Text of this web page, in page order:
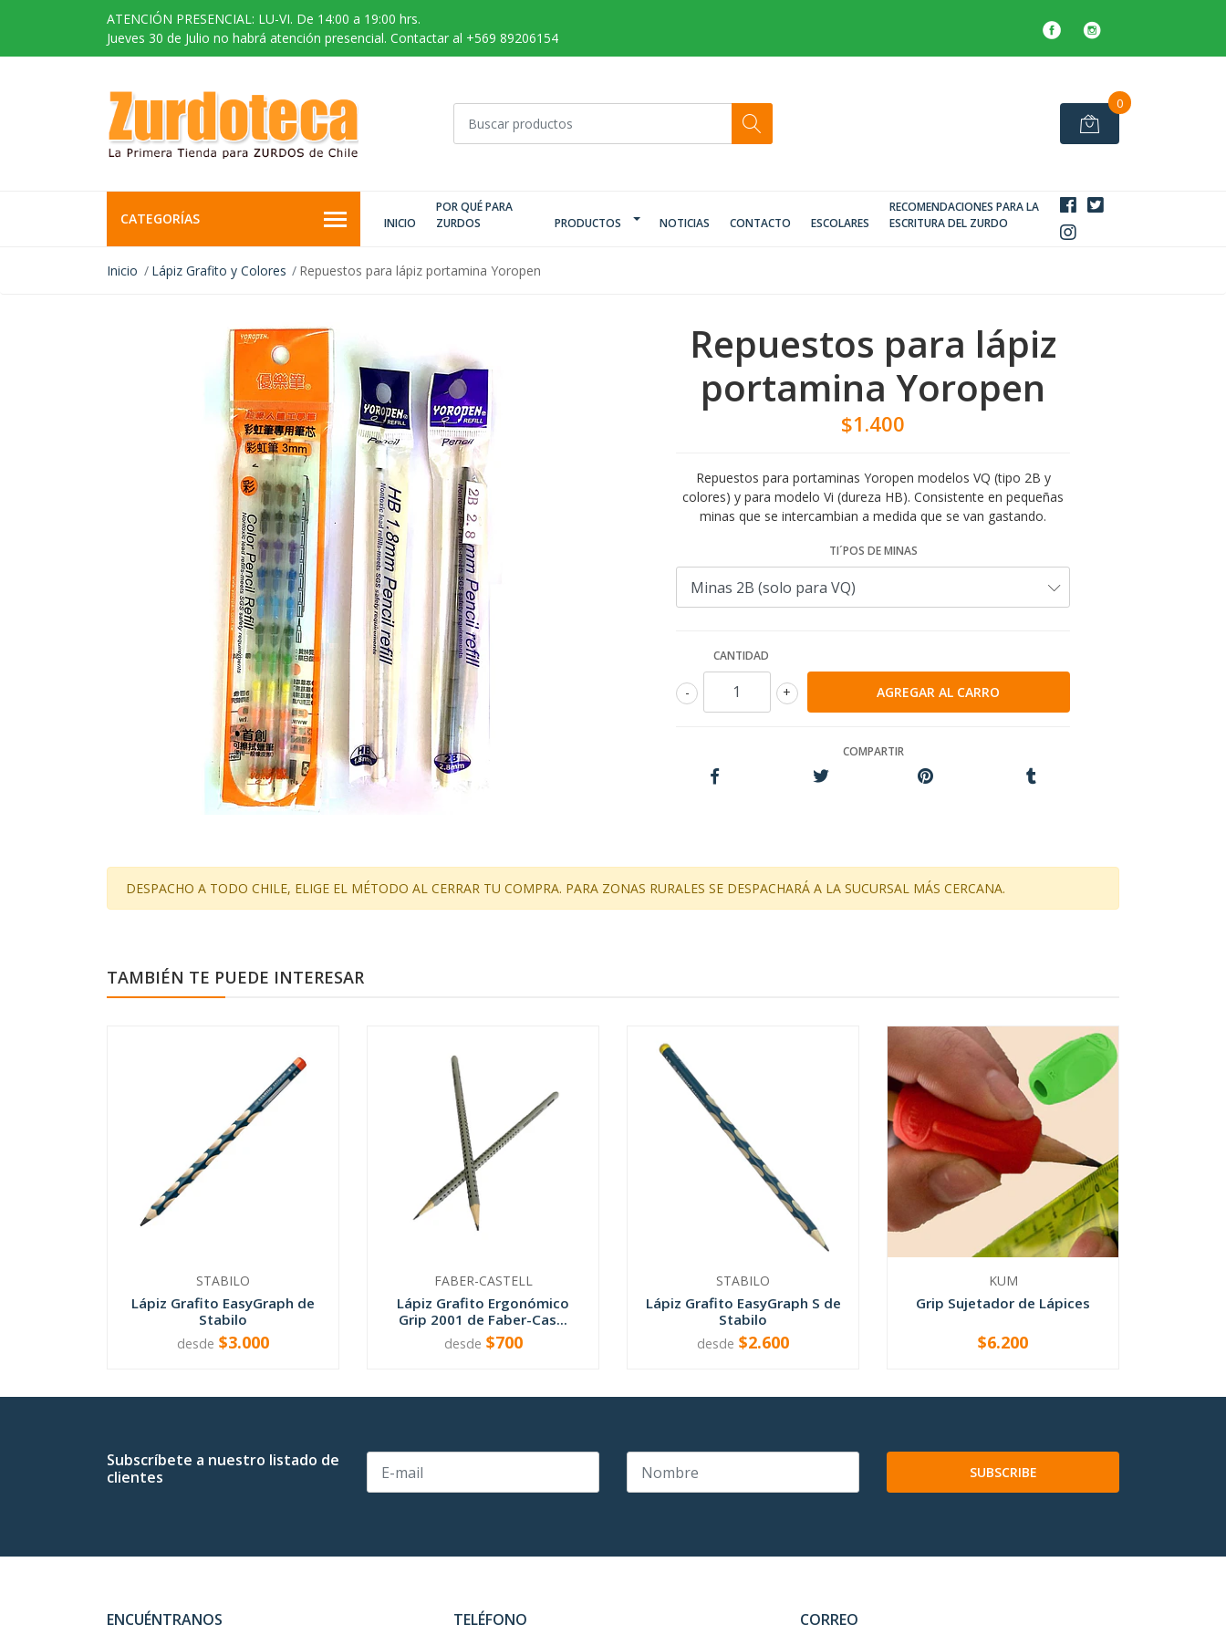
ATENCIÓN PRESENCIAL: LU-VI. De 14:00 a 19:00 hrs.
Jueves 30 de Julio no habrá atención presencial. Contactar al +569 89206154
0
CATEGORÍAS INICIO
POR QUÉ PARA
ZURDOS
PRODUCTOS NOTICIAS CONTACTO ESCOLARES
RECOMENDACIONES PARA LA
ESCRITURA DEL ZURDO
Inicio Lápiz Grafito y Colores Repuestos para lápiz portamina Yoropen
Repuestos para lápiz
portamina Yoropen
$1.400
Repuestos para portaminas Yoropen modelos VQ (tipo 2B y
colores) y para modelo Vi (dureza HB). Consistente en pequeñas
minas que se intercambian a medida que se van gastando.
TI´POS DE MINAS
CANTIDAD
+
-
COMPARTIR
DESPACHO A TODO CHILE, ELIGE EL MÉTODO AL CERRAR TU COMPRA. PARA ZONAS RURALES SE DESPACHARÁ A LA SUCURSAL MÁS CERCANA.
TAMBIÉN TE PUEDE INTERESAR
STABILO
Lápiz Grafito EasyGraph de
Stabilo
VER OPCIONES
desde $3.000
FABER-CASTELL
Lápiz Grafito Ergonómico
Grip 2001 de Faber-Cas...
VER OPCIONES
desde $700
STABILO
Lápiz Grafito EasyGraph S de
Stabilo
VER OPCIONES
desde $2.600
KUM
Grip Sujetador de Lápices
+
$6.200
Subscríbete a nuestro listado de
clientes
SUBSCRIBE
ENCUÉNTRANOS TELÉFONO CORREO